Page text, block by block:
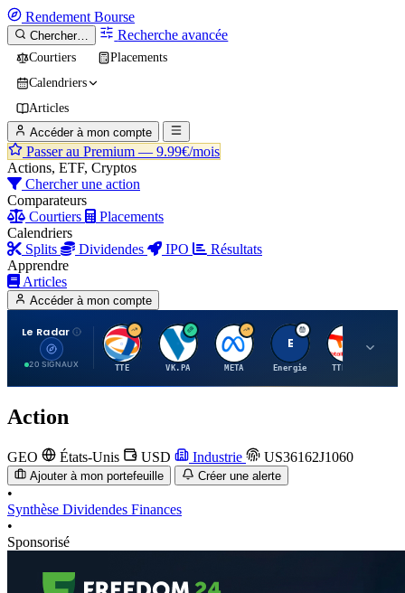
Rendement Bourse
Chercher… Recherche avancée
Courtiers
Placements
Calendriers
Articles
Accéder à mon compte
Passer au Premium — 9.99€/mois
Actions, ETF, Cryptos
Chercher une action
Comparateurs
Courtiers
Placements
Calendriers
Splits
Dividendes IPO
Résultats
Apprendre
Articles
Accéder à mon compte
Le Radar
20 SIGNAUX
T
TTE
V
VK.PA
M
META
E
Energie
T
TTE.PA
Action
GEO États-Unis USD Industrie US36162J1060
Ajouter à mon portefeuille Créer une alerte
•
Synthèse Dividendes Finances
•
Sponsorisé